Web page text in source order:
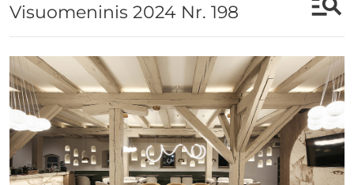
Visuomeninis 2024 Nr. 198